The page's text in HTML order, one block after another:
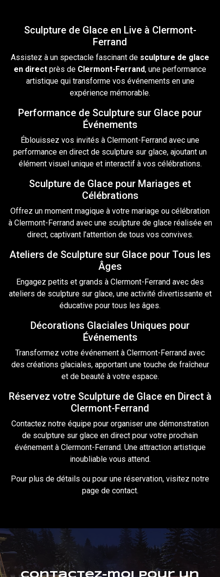
Sculpture de Glace en Live à Clermont-
Ferrand
Assistez à un spectacle fascinant de sculpture de glace
en direct près de Clermont-Ferrand, une performance
artistique qui transforme vos événements en une
expérience mémorable.
Performance de Sculpture sur Glace pour
Événements
Éblouissez vos invités à Clermont-Ferrand avec une
performance en direct de sculpture sur glace, ajoutant un
élément visuel unique et interactif à vos célébrations.
Sculpture de Glace pour Mariages et
Célébrations
Offrez un moment magique à votre mariage ou célébration
à Clermont-Ferrand avec une sculpture de glaceréalisée en
direct, captivant l’attention de tous vos convives.
Ateliers de Sculpture sur Glace pour Tous les
Âges
Engagez petits et grands à Clermont-Ferrand avec des
ateliers de sculpture surglace, une activité divertissante et
éducative pour tous les âges.
Décorations Glaciales Uniques pour
Événements
Transformez votre événement à Clermont-Ferrand avec
des créations glaciales, apportant une touche de fraîcheur
et de beauté à votre espace.
Réservez votre Sculpture de Glace en Direct à
Clermont-Ferrand
Contactez notre équipe pour organiser une démonstration
de sculpture sur glace en direct pour votre prochain
événement à Clermont-Ferrand. Une attraction artistique
inoubliable vous attend.
Pour plus de détails ou pour une réservation, visitez notre
page de contact.